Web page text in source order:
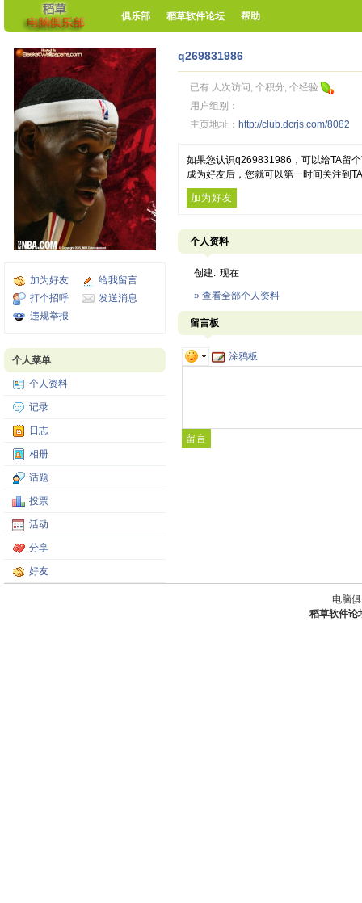
俱乐部 稻草软件论坛 帮助
加为好友
给我留言
打个招呼
发送消息
违规举报
个人菜单
个人资料
记录
日志
相册
话题
投票
活动
分享
好友
q269831986
已有 人次访问, 个积分, 个经验
用户组别：
主页地址： http://club.dcrjs.com/8082
如果您认识q269831986，可以给TA留
成为好友后，您就可以第一时间关注到
加为好友
个人资料
创建: 现在
» 查看全部个人资料
留言板
涂鸦板
电脑
稻草软件论